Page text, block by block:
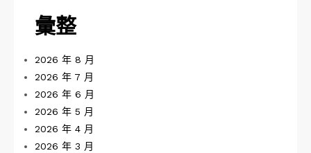
彙整
2026 年 8 月
2026 年 7 月
2026 年 6 月
2026 年 5 月
2026 年 4 月
2026 年 3 月